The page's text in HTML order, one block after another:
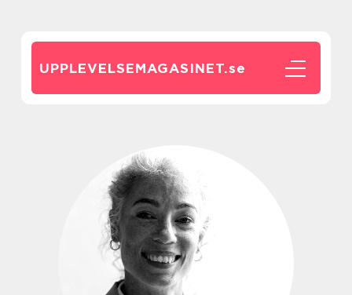
UPPLEVELSEMAGASINET.se